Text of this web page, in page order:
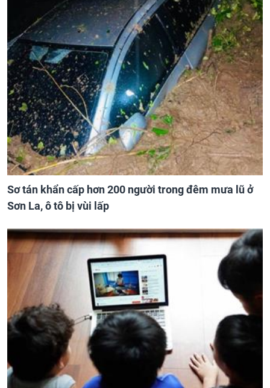
Sơ tán khẩn cấp hơn 200 người trong đêm mưa lũ ở
Sơn La, ô tô bị vùi lấp